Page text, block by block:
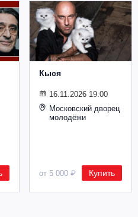
Кыся
16.11.2026 19:00
Московский дворец
молодёжи
от 5 000 ₽ Купить